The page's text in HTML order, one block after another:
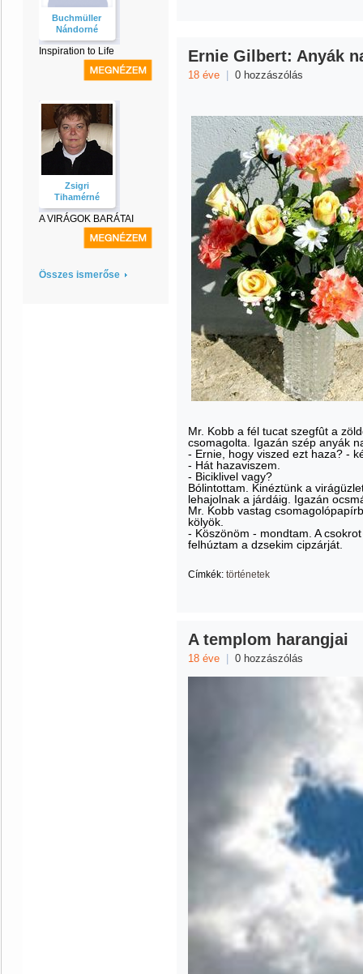
Buchmüller
Nándorné
Inspiration to Life
Zsigri
Tihamérné
A VIRÁGOK BARÁTAI
Összes ismerőse
Ernie Gilbert: Anyák
18 éve 0 hozzászólás
Mr. Kobb a fél tucat szegfût a
csomagolta. Igazán szép anyák
- Ernie, hogy viszed ezt haza? -
- Hát hazaviszem.
- Biciklivel vagy?
Bólintottam. Kinéztünk a
lehajolnak a járdáig. Igazán
Mr. Kobb vastag
kölyök.
- Köszönöm - mondtam. A
felhúztam a dzsekim cipzárját.
Címkék: történetek
A templom harangjai
18 éve 0 hozzászólás